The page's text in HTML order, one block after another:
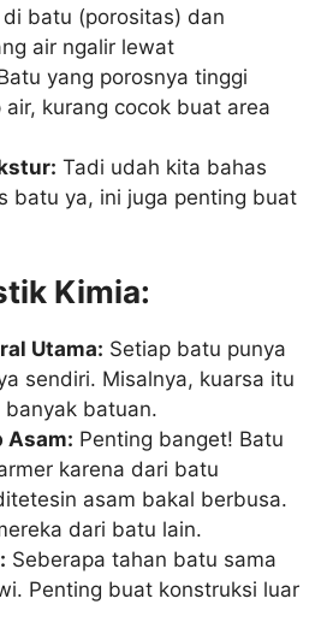
batu (porositas) dan
air ngalir lewat
yang porosnya tinggi
air, kurang cocok buat area
Tadi udah kita bahas
batu ya, ini juga penting buat
Kimia:
Utama: Setiap batu punya
sendiri. Misalnya, kuarsa itu
batuan.
Asam: Penting banget! Batu
karena dari batu
asam bakal berbusa.
dari batu lain.
Seberapa tahan batu sama
Penting buat konstruksi luar